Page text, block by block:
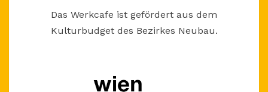
Das Werkcafe ist gefördert aus dem
Kulturbudget des Bezirkes Neubau.